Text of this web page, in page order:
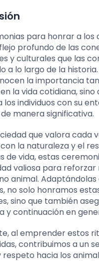
para honrar a los
profundo de las
y culturales que las
a lo largo de la
la importancia
la vida cotidiana,
los individuos con su
manera significativa.
que valora cada
la naturaleza y el
de vida, estas
valiosa para reforzar
animal.
no solo honramos
sino que también
y continuación en
al emprender estos
contribuimos a un
hacia los